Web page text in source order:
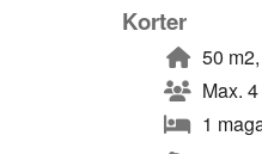
Korter
50
Max.
1